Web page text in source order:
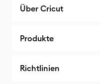
Über Cricut
Produkte
Richtlinien